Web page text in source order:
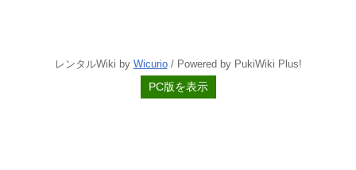
レンタルWiki by Wicurio/ Powered by PukiWiki Plus!
PC版を表示